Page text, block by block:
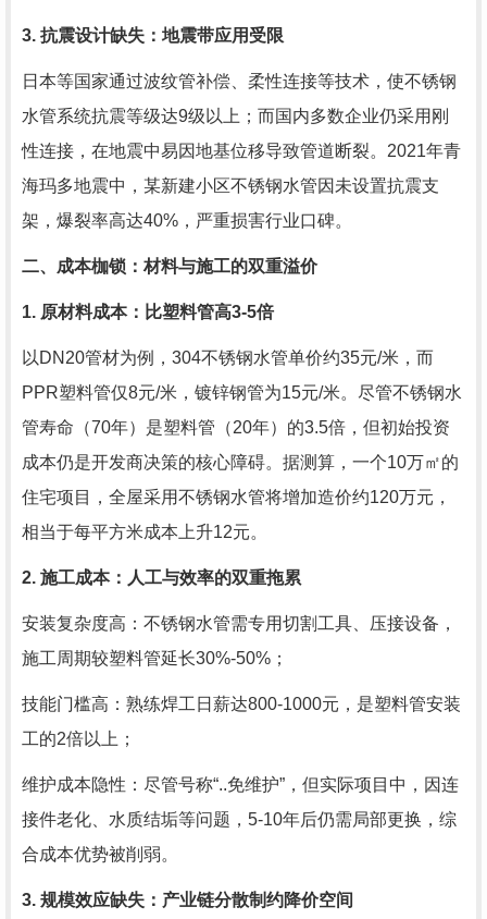
3. 抗震设计缺失：地震带应用受限
日本等国家通过波纹管补偿、柔性连接等技术，使不锈钢
水管系统抗震等级达9级以上；而国内多数企业仍采用刚
性连接，在地震中易因地基位移导致管道断裂。2021年青
海玛多地震中，某新建小区不锈钢水管因未设置抗震支
架，爆裂率高达40%，严重损害行业口碑。
二、成本枷锁：材料与施工的双重溢价
1. 原材料成本：比塑料管高3-5倍
以DN20管材为例，304不锈钢水管单价约35元/米，而
PPR塑料管仅8元/米，镀锌钢管为15元/米。尽管不锈钢水
管寿命（70年）是塑料管（20年）的3.5倍，但初始投资
成本仍是开发商决策的核心障碍。据测算，一个10万㎡的
住宅项目，全屋采用不锈钢水管将增加造价约120万元，
相当于每平方米成本上升12元。
2. 施工成本：人工与效率的双重拖累
安装复杂度高：不锈钢水管需专用切割工具、压接设备，
施工周期较塑料管延长30%-50%；
技能门槛高：熟练焊工日薪达800-1000元，是塑料管安装
工的2倍以上；
维护成本隐性：尽管号称“..免维护”，但实际项目中，因连
接件老化、水质结垢等问题，5-10年后仍需局部更换，综
合成本优势被削弱。
3. 规模效应缺失：产业链分散制约降价空间